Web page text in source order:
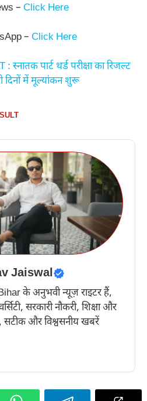
– Click Here
– Click Here
पार्ट थर्ड परीक्षा का रिजल्ट
दिनों में मूल्यांकन शुरू
Jaiswal
के अनुभवी न्यूज़ राइटर हैं,
सरकारी नौकरी, शिक्षा और
और विश्वसनीय खबरें